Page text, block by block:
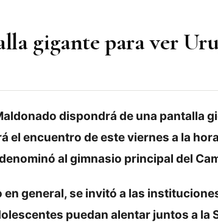
gigante para ver
dispondrá de una pantalla
el encuentro de este viernes a la
al gimnasio principal del
en general, se invitó a las
puedan alentar juntos a la